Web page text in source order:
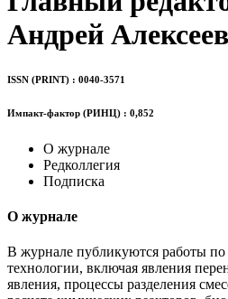
Андрей
ISSN (PRINT) : 0040-3571
Импакт-фактор (РИНЦ) : 0,852
О журнале
Редколлегия
Подписка
О журнале
В журнале публикуются работы по
технологии, включая явления
явления, процессы разделения